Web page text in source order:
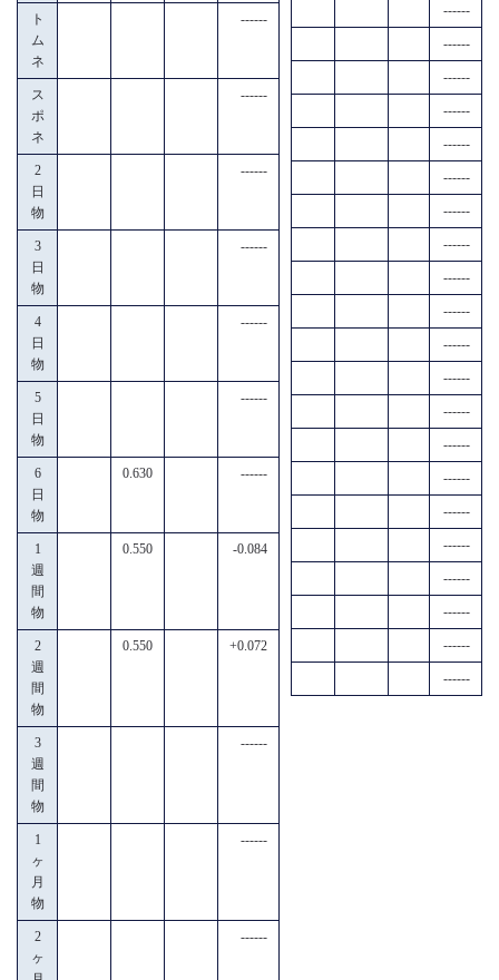
ト
ム
ネ
------
ス
ポ
ネ
------
2
日
物
------
3
日
物
------
4
日
物
------
5
日
物
------
6
日
物
0.630 ------
1
週
間
物
0.550 -0.084
2
週
間
物
0.550 +0.072
3
週
間
物
------
1
ヶ
月
物
------
2
ヶ
------
------
------
------
------
------
------
------
------
------
------
------
------
------
------
------
------
------
------
------
------
------